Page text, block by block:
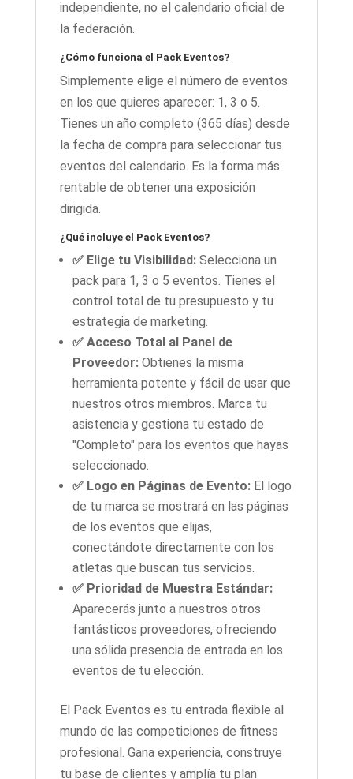
independiente, no el calendario oficial de
la federación.
¿Cómo funciona el Pack Eventos?
Simplemente elige el número de eventos
en los que quieres aparecer: 1, 3 o 5.
Tienes un año completo (365 días) desde
la fecha de compra para seleccionar tus
eventos del calendario. Es la forma más
rentable de obtener una exposición
dirigida.
¿Qué incluye el Pack Eventos?
✅ Elige tu Visibilidad:Selecciona un
pack para 1, 3 o 5 eventos. Tienes el
control total de tu presupuesto y tu
estrategia de marketing.
✅ Acceso Total al Panel de
Proveedor:Obtienes la misma
herramienta potente y fácil de usar que
nuestros otros miembros. Marca tu
asistencia y gestiona tu estado de
"Completo" para los eventos que hayas
seleccionado.
✅ Logo en Páginas de Evento:El logo
de tu marca se mostrará en las páginas
de los eventos que elijas,
conectándote directamente con los
atletas que buscan tus servicios.
✅ Prioridad de Muestra Estándar:
Aparecerás junto a nuestros otros
fantásticos proveedores, ofreciendo
una sólida presencia de entrada en los
eventos de tu elección.
El Pack Eventos es tu entrada flexible al
mundo de las competiciones de fitness
profesional. Gana experiencia, construye
tu base de clientes y amplía tu plan